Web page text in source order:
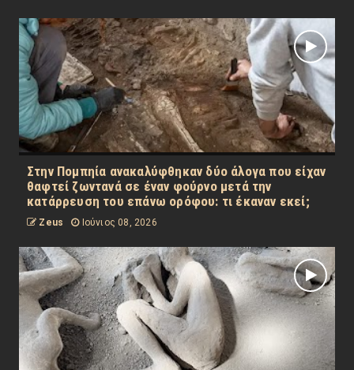
Στην Πομπηία ανακαλύφθηκαν δύο άλογα που είχαν
θαφτεί ζωντανά σε έναν φούρνο μετά την
κατάρρευση του επάνω ορόφου: τι έκαναν εκεί;
Zeus Ιούνιος 08, 2026